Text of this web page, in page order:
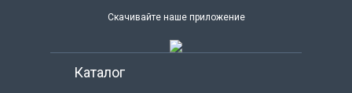
Скачивайте наше приложение
Каталог